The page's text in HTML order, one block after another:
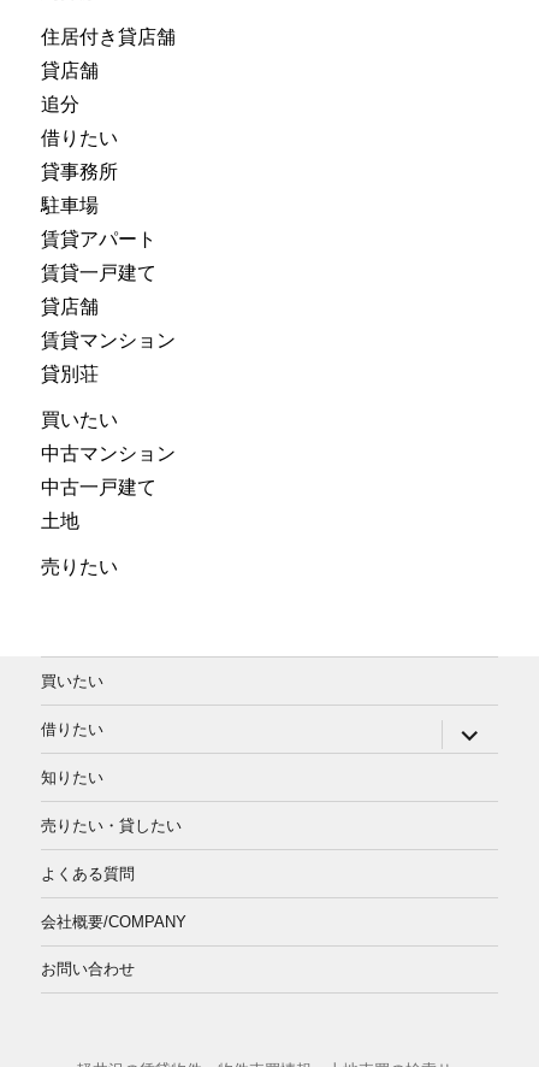
住居付き貸店舗
貸店舗
追分
借りたい
貸事務所
駐車場
賃貸アパート
賃貸一戸建て
貸店舗
賃貸マンション
貸別荘
買いたい
中古マンション
中古一戸建て
土地
売りたい
買いたい
借りたい
サ
ブ
ュ
を
知りたい
売りたい・貸したい
よくある質問
会社概要/COMPANY
お問い合わせ